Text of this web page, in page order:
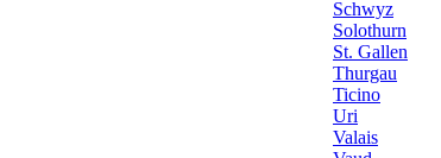
Schwyz
Solothurn
St. Gallen
Thurgau
Ticino
Uri
Valais